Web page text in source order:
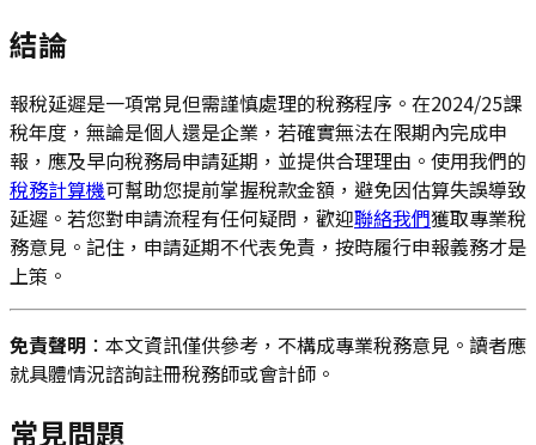
結論
報稅延遲是一項常見但需謹慎處理的稅務程序。在2024/25課
稅年度，無論是個人還是企業，若確實無法在限期內完成申
報，應及早向稅務局申請延期，並提供合理理由。使用我們的
稅務計算機可幫助您提前掌握稅款金額，避免因估算失誤導致
延遲。若您對申請流程有任何疑問，歡迎聯絡我們獲取專業稅
務意見。記住，申請延期不代表免責，按時履行申報義務才是
上策。
免責聲明 ：本文資訊僅供參考，不構成專業稅務意見。讀者應
就具體情況諮詢註冊稅務師或會計師。
常見問題